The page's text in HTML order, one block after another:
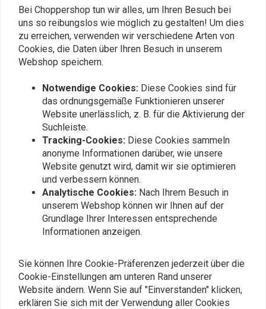
Mark O.
Mooi onderdeel, strak gemaakt. Overigens
lijkt het op de foto dat de randen afgerond
zijn. In de praktijk is het geheel een stuk
installatie met zorg gedaan moet worden.
Eenmaal gemonteerd staat het wel heel
strak.
Mark O.
lijkt het op
installatie
Eenmaal
Fügen Sie Ihre Bewertung hinzu
Ähnliche Produkte
Bei Choppershop tun wir alles, um Ihren Besuch bei
uns so reibungslos wie möglich zu gestalten! Um dies
zu erreichen, verwenden wir verschiedene Arten von
Cookies, die Daten über Ihren Besuch in unserem
Webshop speichern.
Notwendige Cookies: Diese Cookies sind für
das ordnungsgemäße Funktionieren unserer
Website unerlässlich, z. B. für die Aktivierung der
Suchleiste.
Tracking-Cookies: Diese Cookies sammeln
anonyme Informationen darüber, wie unsere
Website genutzt wird, damit wir sie optimieren
und verbessern können.
Analytische Cookies: Nach Ihrem Besuch in
unserem Webshop können wir Ihnen auf der
Grundlage Ihrer Interessen entsprechende
Informationen anzeigen.
Sie können Ihre Cookie-Präferenzen jederzeit über die
Cookie-Einstellungen am unteren Rand unserer
Website ändern. Wenn Sie auf "Einverstanden" klicken,
erklären Sie sich mit der Verwendung aller Cookies